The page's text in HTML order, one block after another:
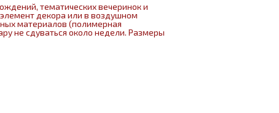
тематических вечеринок и
декора или в воздушном
материалов (полимерная
не сдуваться около недели. Размеры